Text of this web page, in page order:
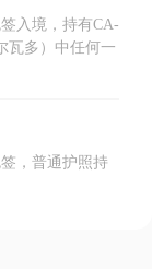
入境，持有CA-
瓦多）中任何一
，普通护照持